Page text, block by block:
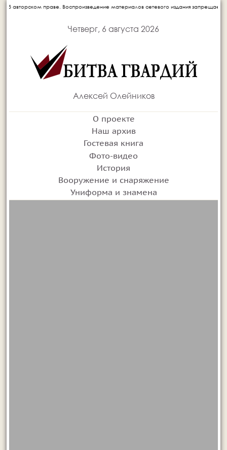
материалов сетевого издания запрещается без письменного
Четверг, 6 августа 2026
Алексей Олейников
О проекте
Наш архив
Гостевая книга
Фото-видео
История
Вооружение и снаряжение
Униформа и знамена